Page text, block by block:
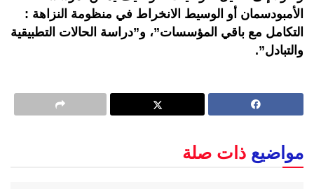
الأمبودسمان أو الوسيط الانخراط في منظومة النزاهة :
التكامل مع باقي المؤسسات”، و”دراسة الحالات التطبيقية
والتبادل”.
مواضيع ذات صلة